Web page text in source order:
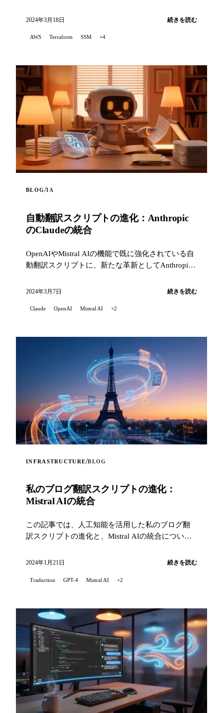
クトを紹介します...
2024年3月18日 続きを読む
AWS Terraform SSM +4
BLOG/IA
自動翻訳スクリプトの進化：Anthropic
のClaudeの統合
OpenAIやMistral AIの機能で既に強化されている自
動翻訳スクリプトに、新たな革新としてAnthropic
2024年3月7日 続きを読む
Claude OpenAI Mistral AI +2
INFRASTRUCTURE/BLOG
私のブログ翻訳スクリプトの進化：
Mistral AIの統合
この記事では、人工知能を活用した私のブログ翻
訳スクリプトの進化と、Mistral AIの統合について
2024年1月21日 続きを読む
Traduction GPT-4 Mistral AI +2